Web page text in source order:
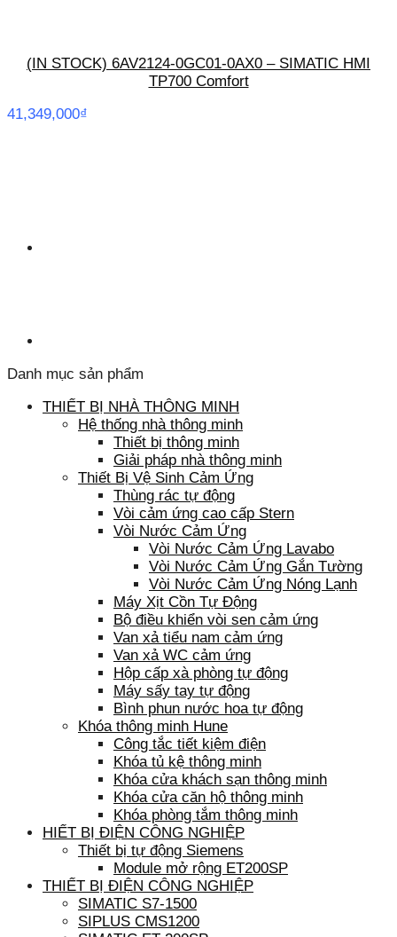
(IN STOCK) 6AV2124-0GC01-0AX0 – SIMATIC HMI
TP700 Comfort
41,349,000₫
Danh mục sản phẩm
THIẾT BỊ NHÀ THÔNG MINH
Hệ thống nhà thông minh
Thiết bị thông minh
Giải pháp nhà thông minh
Thiết Bị Vệ Sinh Cảm Ứng
Thùng rác tự động
Vòi cảm ứng cao cấp Stern
Vòi Nước Cảm Ứng
Vòi Nước Cảm Ứng Lavabo
Vòi Nước Cảm Ứng Gắn Tường
Vòi Nước Cảm Ứng Nóng Lạnh
Máy Xịt Cồn Tự Động
Bộ điều khiển vòi sen cảm ứng
Van xả tiểu nam cảm ứng
Van xả WC cảm ứng
Hộp cấp xà phòng tự động
Máy sấy tay tự động
Bình phun nước hoa tự động
Khóa thông minh Hune
Công tắc tiết kiệm điện
Khóa tủ kệ thông minh
Khóa cửa khách sạn thông minh
Khóa cửa căn hộ thông minh
Khóa phòng tắm thông minh
HIẾT BỊ ĐIỆN CÔNG NGHIỆP
Thiết bị tự động Siemens
Module mở rộng ET200SP
THIẾT BỊ ĐIỆN CÔNG NGHIỆP
SIMATIC S7-1500
SIPLUS CMS1200